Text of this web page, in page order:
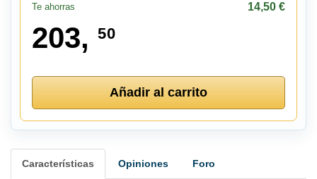
Te ahorras
14,50 €
203, 50
Añadir al carrito
Características Opiniones Foro